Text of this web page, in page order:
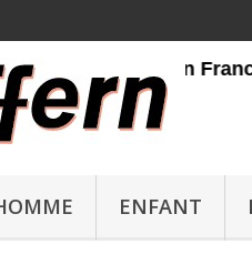
ENFANT
gratuite en France